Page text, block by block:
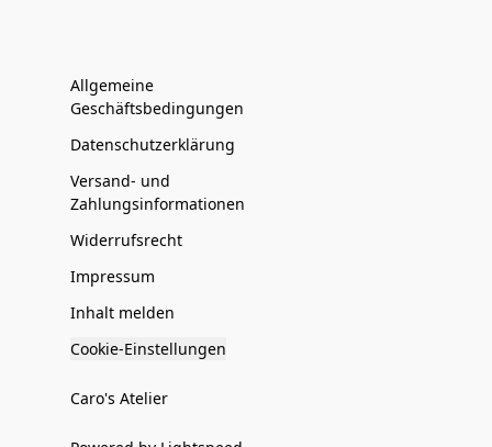
Allgemeine
Geschäftsbedingungen
Datenschutzerklärung
Versand- und
Zahlungsinformationen
Widerrufsrecht
Impressum
Inhalt melden
Cookie-Einstellungen
Caro's Atelier